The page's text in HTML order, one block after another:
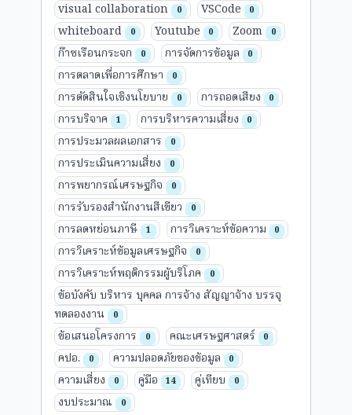
visual collaboration 0 VSCode 0
whiteboard 0 Youtube 0 Zoom 0
ก๊าซเรือนกระจก 0 การจัดการข้อมูล 0
การตลาดเพื่อการศึกษา 0
การตัดสินใจเชิงนโยบาย 0 การถอดเสียง 0
การบริจาค 1 การบริหารความเสี่ยง 0
การประมวลผลเอกสาร 0
การประเมินความเสี่ยง 0
การพยากรณ์เศรษฐกิจ 0
การรับรองสำนักงานสีเขียว 0
การลดหย่อนภาษี 1 การวิเคราะห์ข้อความ 0
การวิเคราะห์ข้อมูลเศรษฐกิจ 0
การวิเคราะห์พฤติกรรมผู้บริโภค 0
ข้อบังคับ บริหาร บุคคล การจ้าง สัญญาจ้าง บรรจุ
ทดลองงาน
0
ข้อเสนอโครงการ 0 คณะเศรษฐศาสตร์ 0
คปอ. 0 ความปลอดภัยของข้อมูล 0
ความเสี่ยง 0 คู่มือ 14 คู่เทียบ 0
งบประมาณ 0